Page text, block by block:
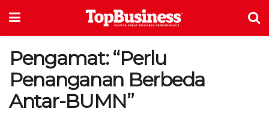
Pengamat: “Perlu
Penanganan Berbeda
Antar-BUMN”